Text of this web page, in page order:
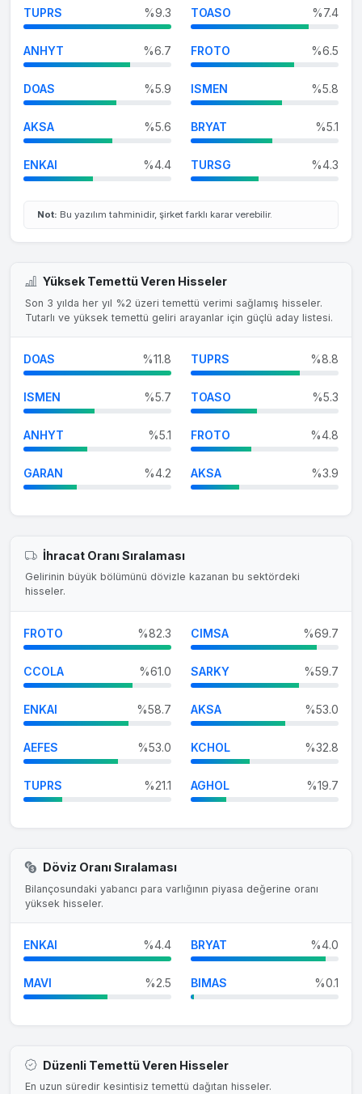
TUPRS %9.3 TOASO %7.4
ANHYT %6.7 FROTO %6.5
DOAS %5.9 ISMEN %5.8
AKSA %5.6 BRYAT %5.1
ENKAI %4.4 TURSG %4.3
Not: Bu yazılım tahminidir, şirket farklı karar verebilir.
Yüksek Temettü Veren Hisseler
Son 3 yılda her yıl %2 üzeri temettü verimi sağlamış hisseler.
Tutarlı ve yüksek temettü geliri arayanlar için güçlü aday listesi.
DOAS %11.8 TUPRS %8.8
ISMEN %5.7 TOASO %5.3
ANHYT %5.1 FROTO %4.8
GARAN %4.2 AKSA %3.9
İhracat Oranı Sıralaması
Gelirinin büyük bölümünü dövizle kazanan bu sektördeki
hisseler.
FROTO %82.3 CIMSA %69.7
CCOLA %61.0 SARKY %59.7
ENKAI %58.7 AKSA %53.0
AEFES %53.0 KCHOL %32.8
TUPRS %21.1 AGHOL %19.7
Döviz Oranı Sıralaması
Bilançosundaki yabancı para varlığının piyasa değerine oranı
yüksek hisseler.
ENKAI %4.4 BRYAT %4.0
MAVI %2.5 BIMAS %0.1
Düzenli Temettü Veren Hisseler
En uzun süredir kesintisiz temettü dağıtan hisseler.